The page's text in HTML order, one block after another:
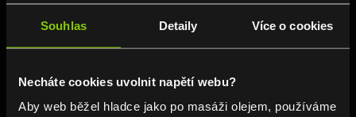
Souhlas Detaily Více o cookies
Necháte cookies uvolnit napětí webu?
Aby web běžel hladce jako po masáži olejem, používáme
